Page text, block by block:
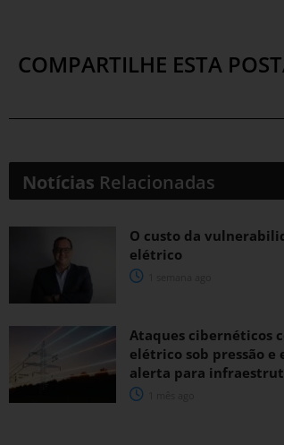
COMPARTILHE ESTA
Notícias Relacionadas
O custo da
elétrico
Ataques cibernéticos
elétrico sob pressão e
alerta para